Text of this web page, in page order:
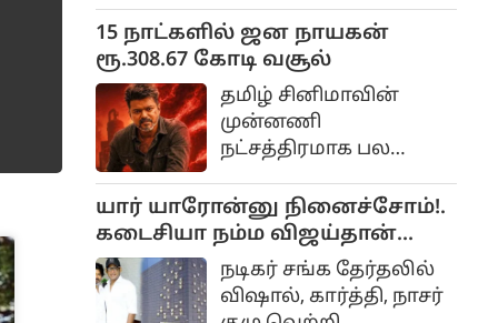
மமிதா பைஜூ
நடித்திருந்தார்.
இயக்கிய அருண்
மாதேஸ்வரன்
இயக்கத்தில்
உருவாகியிருக்கும்
திரைப்படம்தான் டிசி.
இந்த படத்தில்
இயக்குனர் லோகேஷ்
கனகராஜ்
முதல்முறையாக
கதாநாயகனாக
நடித்திருக்கிறார்.
15 நாட்களில் ஜன நாயகன்
ரூ.308.67 கோடி வசூல்
தமிழ் சினிமாவின்
முன்னணி
நட்சத்திரமாக பல
ரசிகர்களை கவர்ந்து
வரும் தளபதி விஜய்,
அரசியலில்
முழுநேரமாக கவனம்
செலுத்தும்
யார் யாரோன்னு நினைச்சோம்!.
கடைசியா நம்ம விஜய்தான்
திறந்துவைப்பார்!. விஷால்
நெகிழ்ச்சி!..
நடிகர் சங்க தேர்தலில்
விஷால், கார்த்தி, நாசர்